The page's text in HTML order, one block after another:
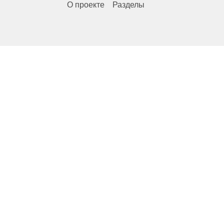
О проекте Разделы